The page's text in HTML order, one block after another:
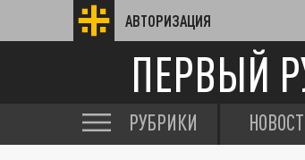
АВТОРИЗАЦИЯ
ПЕРВЫЙ
РУБРИКИ